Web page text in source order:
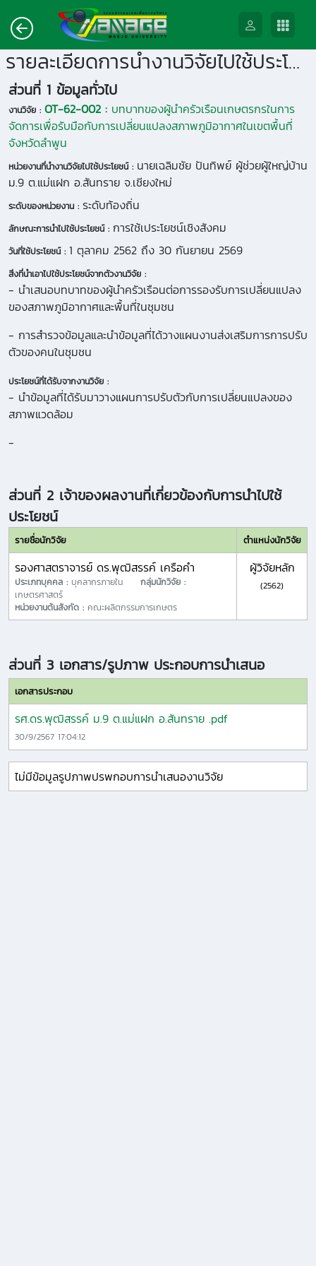
รายละเอียดการนำงานวิจัยไปใช้ประโยชน์
ส่วนที่ 1 ข้อมูลทั่วไป
งานวิจัย : OT-62-002 : บทบาทของผู้นำครัวเรือนเกษตรกรในการ
จัดการเพื่อรับมือกับการเปลี่ยนแปลงสภาพภูมิอากาศในเขตพื้นที่
จังหวัดลำพูน
หน่วยงานที่นำงานวิจัยไปใช้ประโยชน์ : นายเฉลิมชัย ปันทิพย์ ผู้ช่วยผู้ใหญ่บ้าน
ม.9 ต.แม่แฝก อ.สันทราย จ.เชียงใหม่
ระดับของหน่วยงาน : ระดับท้องถิ่น
ลักษณะการนำไปใช้ประโยชน์ : การใช้เประโยชน์เชิงสังคม
วันที่ใช้ประโยชน์ : 1 ตุลาคม 2562 ถึง 30 กันยายน 2569
สิ่งที่นำเอาไปใช้ประโยชน์จากตัวงานวิจัย :
- นำเสนอบทบาทของผู้นำครัวเรือนต่อการรองรับการเปลี่ยนแปลง
ของสภาพภูมิอากาศและพื้นที่ในชุมชน
- การสำรวจข้อมูลและนำข้อมูลที่ได้วางแผนงานส่งเสริมการการปรับ
ตัวของคนในชุมชน
ประโยชน์ที่ได้รับจากงานวิจัย :
- นำข้อมูลที่ได้รับมาวางแผนการปรับตัวกับการเปลี่ยนแปลงของ
สภาพแวดล้อม
-
ส่วนที่ 2 เจ้าของผลงานที่เกี่ยวข้องกับการนำไปใช้
ประโยชน์
รายชื่อนักวิจัย ตำแหน่งนักวิจัย
รองศาสตราจารย์ ดร.พุฒิสรรค์ เครือคำ
ประเภทบุคคล : บุคลากรภายใน กลุ่มนักวิจัย :
เกษตรศาสตร์
หน่วยงานต้นสังกัด : คณะผลิตกรรมการเกษตร
ผู้วิจัยหลัก
(2562)
ส่วนที่ 3 เอกสาร/รูปภาพ ประกอบการนำเสนอ
เอกสารประกอบ
รศ.ดร.พุฒิสรรค์ ม.9 ต.แม่แฝก อ.สันทราย .pdf
30/9/2567 17:04:12
ไม่มีข้อมูลรูปภาพปรพกอบการนำเสนองานวิจัย